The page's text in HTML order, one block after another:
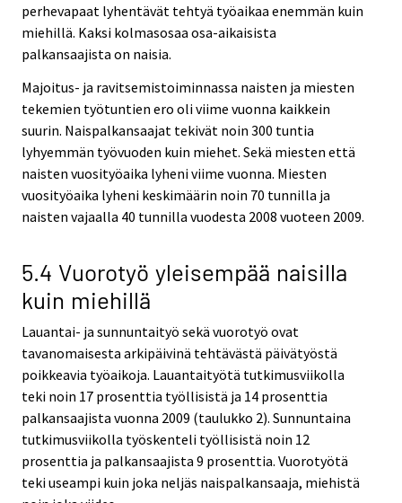
perhevapaat lyhentävät tehtyä työaikaa enemmän kuin
miehillä. Kaksi kolmasosaa osa-aikaisista
palkansaajista on naisia.
Majoitus- ja ravitsemistoiminnassa naisten ja miesten
tekemien työtuntien ero oli viime vuonna kaikkein
suurin. Naispalkansaajat tekivät noin 300 tuntia
lyhyemmän työvuoden kuin miehet. Sekä miesten että
naisten vuosityöaika lyheni viime vuonna. Miesten
vuosityöaika lyheni keskimäärin noin 70 tunnilla ja
naisten vajaalla 40 tunnilla vuodesta 2008 vuoteen 2009.
5.4 Vuorotyö yleisempää naisilla
kuin miehillä
Lauantai- ja sunnuntaityö sekä vuorotyö ovat
tavanomaisesta arkipäivinä tehtävästä päivätyöstä
poikkeavia työaikoja. Lauantaityötä tutkimusviikolla
teki noin 17 prosenttia työllisistä ja 14 prosenttia
palkansaajista vuonna 2009 (taulukko 2). Sunnuntaina
tutkimusviikolla työskenteli työllisistä noin 12
prosenttia ja palkansaajista 9 prosenttia. Vuorotyötä
teki useampi kuin joka neljäs naispalkansaaja, miehistä